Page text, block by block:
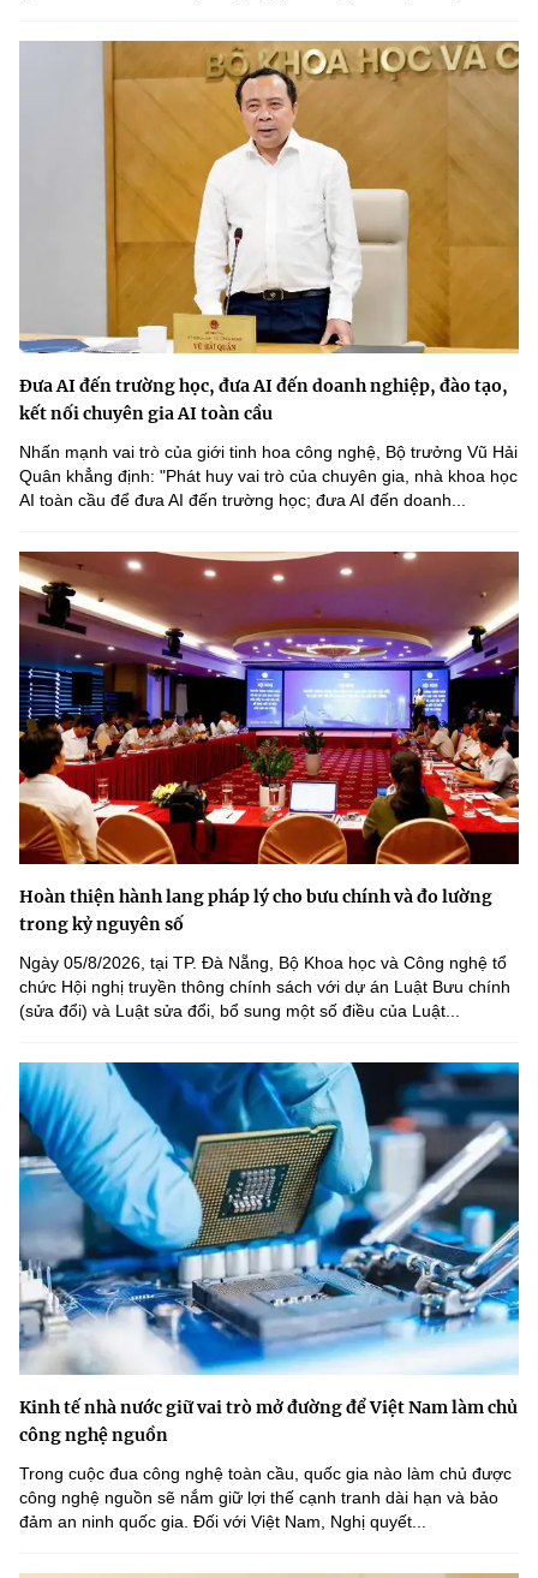
Đưa AI đến trường học, đưa AI đến doanh nghiệp, đào tạo,
kết nối chuyên gia AI toàn cầu
Nhấn mạnh vai trò của giới tinh hoa công nghệ, Bộ trưởng Vũ Hải
Quân khẳng định: "Phát huy vai trò của chuyên gia, nhà khoa học
AI toàn cầu để đưa AI đến trường học; đưa AI đến doanh...
Hoàn thiện hành lang pháp lý cho bưu chính và đo lường
trong kỷ nguyên số
Ngày 05/8/2026, tại TP. Đà Nẵng, Bộ Khoa học và Công nghệ tổ
chức Hội nghị truyền thông chính sách với dự án Luật Bưu chính
(sửa đổi) và Luật sửa đổi, bổ sung một số điều của Luật...
Kinh tế nhà nước giữ vai trò mở đường để Việt Nam làm chủ
công nghệ nguồn
Trong cuộc đua công nghệ toàn cầu, quốc gia nào làm chủ được
công nghệ nguồn sẽ nắm giữ lợi thế cạnh tranh dài hạn và bảo
đảm an ninh quốc gia. Đối với Việt Nam, Nghị quyết...